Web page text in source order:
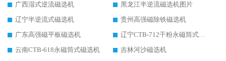
广西湿式逆流磁选机
黑龙江半逆流磁选机图片
辽宁半逆流式磁选机
贵州高强磁除铁磁选机
广东高强磁平板磁选机
辽宁CTB-712干粉永磁筒式磁选机
云南CTB-618永磁筒式磁选机
吉林河沙磁选机